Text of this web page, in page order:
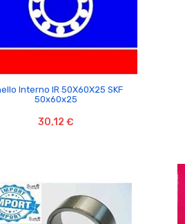

Interno IR 50X60X25 SKF
50x60x25
30,12 €